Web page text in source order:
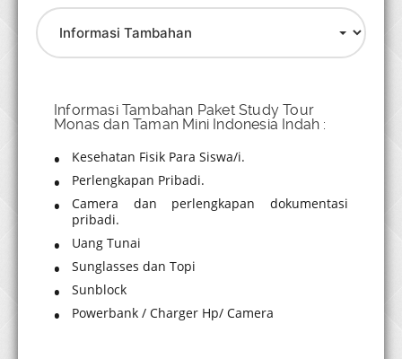
Informasi Tambahan Paket Study Tour
Monas dan Taman Mini Indonesia Indah :
Kesehatan Fisik Para Siswa/i.
Perlengkapan Pribadi.
Camera dan perlengkapan dokumentasi
pribadi.
Uang Tunai
Sunglasses dan Topi
Sunblock
Powerbank / Charger Hp/ Camera